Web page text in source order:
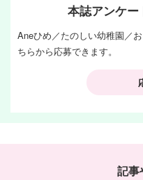
本誌アンケ
Aneひめ／たのしい幼稚園／
ちらから応募できます。
記事